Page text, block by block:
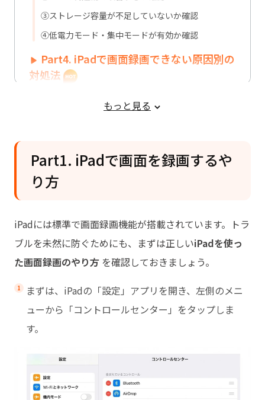
③ストレージ容量が不足していないか確認
④低電力モード・集中モードが有効か確認
Part4. iPadで画面録画できない原因別の
対処法
Part5. iPadで画面を録画する時によくあ
る質問
もっと見る
Part1. iPadで画面を録画するや
り方
iPadには標準で画面録画機能が搭載されています。トラ
ブルを未然に防ぐためにも、まずは正しいiPadを使っ
た画面録画のやり方 を確認しておきましょう。
まずは、iPadの「設定」アプリを開き、左側のメニ
ューから「コントロールセンター」をタップしま
す。